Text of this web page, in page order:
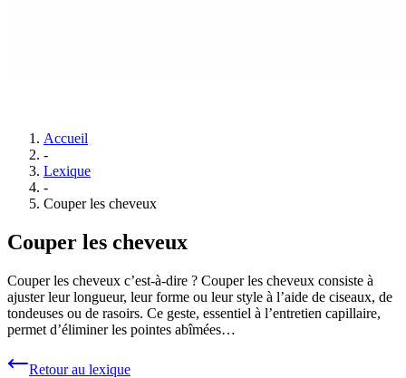
Accueil
-
Lexique
-
Couper les cheveux
Couper les cheveux
Couper les cheveux c’est-à-dire ? Couper les cheveux consiste à
ajuster leur longueur, leur forme ou leur style à l’aide de ciseaux, de
tondeuses ou de rasoirs. Ce geste, essentiel à l’entretien capillaire,
permet d’éliminer les pointes abîmées…
Retour au lexique